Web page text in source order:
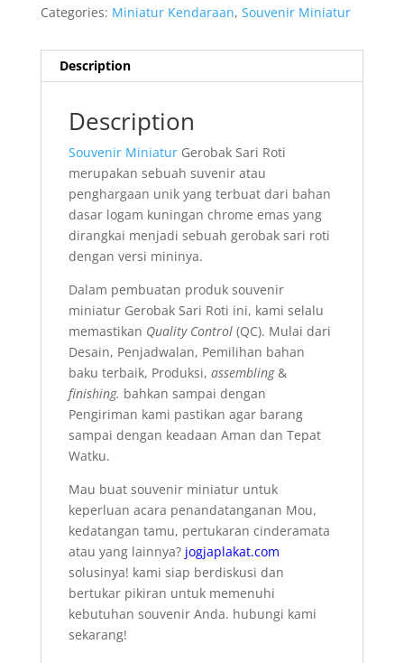
Categories: Miniatur Kendaraan, Souvenir Miniatur
Description
Description
Souvenir MiniaturGerobak Sari Roti
merupakan sebuah suvenir atau
penghargaan unik yang terbuat dari bahan
dasar logam kuningan chrome emas yang
dirangkai menjadi sebuah gerobak sari roti
dengan versi mininya.
Dalam pembuatan produk souvenir
miniatur Gerobak Sari Roti ini, kami selalu
memastikan Quality Control(QC). Mulai dari
Desain, Penjadwalan, Pemilihan bahan
baku terbaik, Produksi, assembling&
finishing. bahkan sampai dengan
Pengiriman kami pastikan agar barang
sampai dengan keadaan Aman dan Tepat
Watku.
Mau buat souvenir miniatur untuk
keperluan acara penandatanganan Mou,
kedatangan tamu, pertukaran cinderamata
atau yang lainnya? jogjaplakat.com
solusinya! kami siap berdiskusi dan
bertukar pikiran untuk memenuhi
kebutuhan souvenir Anda. hubungi kami
sekarang!